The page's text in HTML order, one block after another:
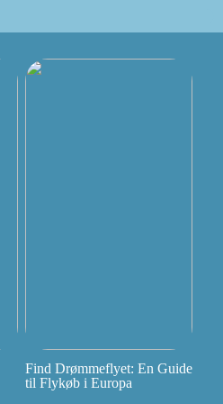
Find Drømmeflyet: En Guide
til Flykøb i Europa